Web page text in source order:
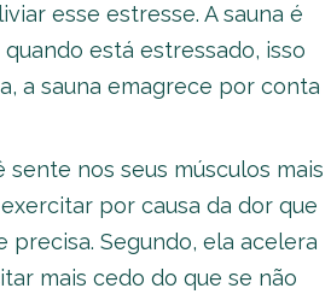
esse estresse. A sauna é
está estressado, isso
a sauna emagrece por conta
nos seus músculos mais
por causa da dor que
Segundo, ela acelera
mais cedo do que se não